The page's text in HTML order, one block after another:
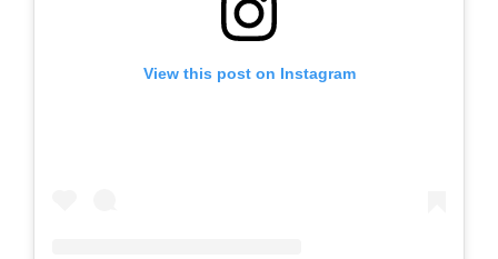
View this post on Instagram